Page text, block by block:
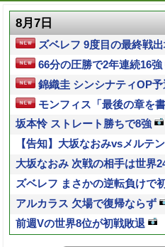
8月7日
ズベレフ 9度目の最終戦
66分の圧勝で2年連続16強
錦織圭 シンシナティOP予
モンフィス「最後の章を
坂本怜 ストレート勝ちで8強
【告知】大坂なおみvsメルテ
大坂なおみ 次戦の相手は世界
ズベレフ まさかの逆転負けで
アルカラス 欠場で復帰ならず
前週Vの世界8位が初戦敗退